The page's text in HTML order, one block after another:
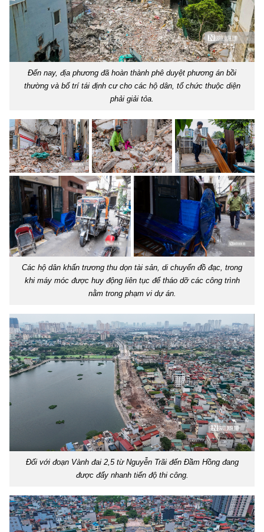
Đến nay, địa phương đã hoàn thành phê duyệt phương án bồi
thường và bố trí tái định cư cho các hộ dân, tổ chức thuộc diện
phải giải tỏa.
Các hộ dân khẩn trương thu dọn tài sản, di chuyển đồ đạc, trong
khi máy móc được huy động liên tục để tháo dỡ các công trình
nằm trong phạm vi dự án.
Đối với đoạn Vành đai 2,5 từ Nguyễn Trãi đến Đầm Hồng đang
được đẩy nhanh tiến độ thi công.